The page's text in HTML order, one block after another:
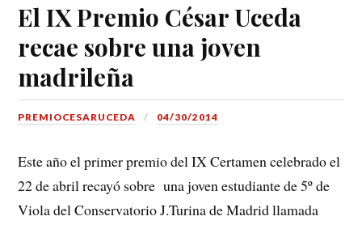
El IX Premio César Uceda
recae sobre una joven
madrileña
PREMIOCESARUCEDA 04/30/2014
Este año el primer premio del IX Certamen celebrado el
22 de abril recayó sobre una joven estudiante de 5º de
Viola del Conservatorio J.Turina de Madrid llamada